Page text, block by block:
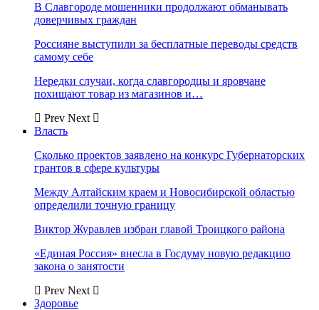
В Славгороде мошенники продолжают обманывать
доверчивых граждан
Россияне выступили за бесплатные переводы средств
самому себе
Нередки случаи, когда славгородцы и яровчане
похищают товар из магазинов и…
Prev Next
Власть
Сколько проектов заявлено на конкурс Губернаторских
грантов в сфере культуры
Между Алтайским краем и Новосибирской областью
определили точную границу
Виктор Журавлев избран главой Троицкого района
«Единая Россия» внесла в Госдуму новую редакцию
закона о занятости
Prev Next
Здоровье